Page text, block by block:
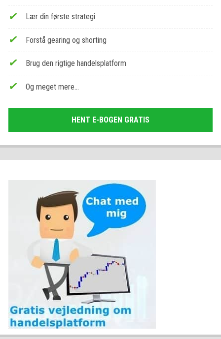
Lær din første strategi
Forstå gearing og shorting
Brug den rigtige handelsplatform
Og meget mere…
HENT E-BOGEN GRATIS